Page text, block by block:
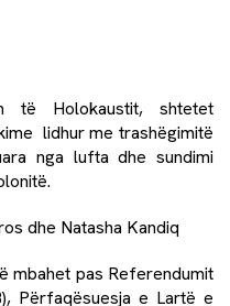
të Holokaustit, shtetet
lidhur me trashëgimitë
nga lufta dhe sundimi
dhe Natasha Kandiq
mbahet pas Referendumit
Përfaqësuesja e Lartë e